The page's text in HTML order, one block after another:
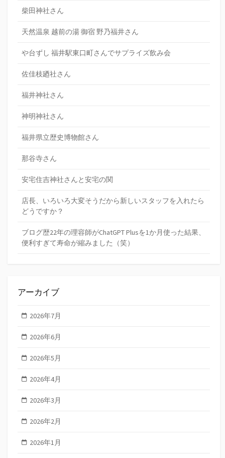
柴田神社さん
天然温泉 越前の湯 御宿 野乃福井さん
や台ずし 福井駅東口町さんでサプライズ飲み会
佐佳枝廼社さん
福井神社さん
神明神社さん
福井県立歴史博物館さん
那谷寺さん
安宅住吉神社さんと安宅の関
店長、いろいろ大変そうだから新しいスタッフを入れたら
どうですか？
ブログ歴22年の理容師がChatGPT Plusを1か月使った結果、
便利すぎて寿命が縮みました（笑）
アーカイブ
2026年7月
2026年6月
2026年5月
2026年4月
2026年3月
2026年2月
2026年1月